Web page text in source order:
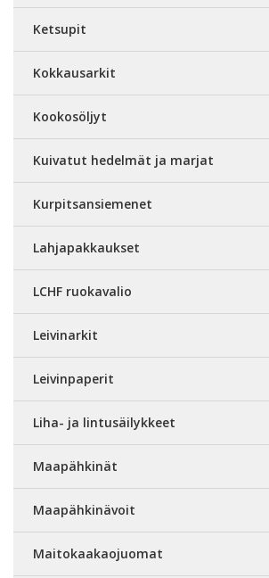
Ketsupit
Kokkausarkit
Kookosöljyt
Kuivatut hedelmät ja marjat
Kurpitsansiemenet
Lahjapakkaukset
LCHF ruokavalio
Leivinarkit
Leivinpaperit
Liha- ja lintusäilykkeet
Maapähkinät
Maapähkinävoit
Maitokaakaojuomat